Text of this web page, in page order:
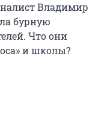
Владимир
бурную
Что они
и школы?